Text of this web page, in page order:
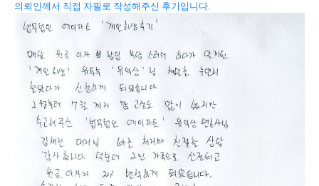
의뢰인께서 직접 자필로 작성해주신 후기입니다.